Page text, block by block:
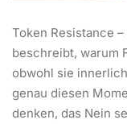
Token Resistance
beschreibt, warum
obwohl sie
genau diesen
denken, das Nein